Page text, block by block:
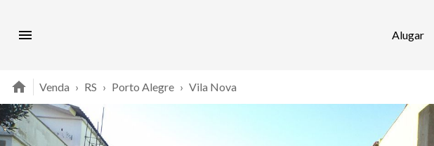
Alugar
Venda › RS › Porto Alegre › Vila Nova